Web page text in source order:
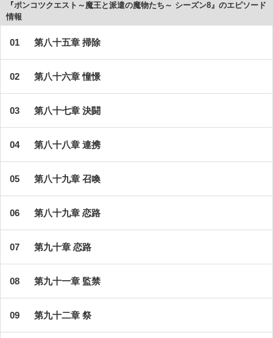
『ポンコツクエスト～魔王と派遣の魔物たち～ シーズン8』のエピソード
情報
第八十五章 掃除
第八十六章 憧憬
第八十七章 決闘
第八十八章 連携
第八十九章 召喚
第八十九章 恋路
第九十章 恋路
第九十一章 監禁
第九十二章 祭